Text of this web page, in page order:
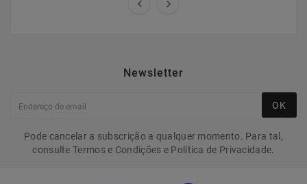
 
Newsletter
OK
Pode cancelar a subscrição a qualquer momento. Para tal,
consulte Termos e Condições e Política de Privacidade.